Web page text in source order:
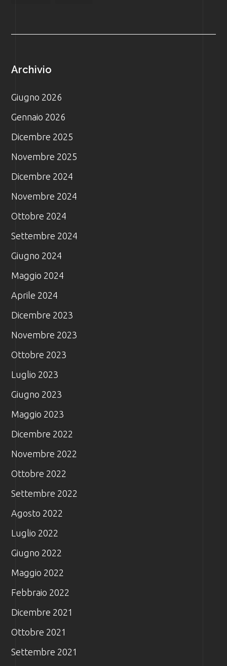
Archivio
Giugno 2026
Gennaio 2026
Dicembre 2025
Novembre 2025
Dicembre 2024
Novembre 2024
Ottobre 2024
Settembre 2024
Giugno 2024
Maggio 2024
Aprile 2024
Dicembre 2023
Novembre 2023
Ottobre 2023
Luglio 2023
Giugno 2023
Maggio 2023
Dicembre 2022
Novembre 2022
Ottobre 2022
Settembre 2022
Agosto 2022
Luglio 2022
Giugno 2022
Maggio 2022
Febbraio 2022
Dicembre 2021
Ottobre 2021
Settembre 2021